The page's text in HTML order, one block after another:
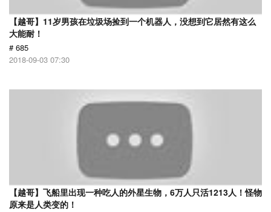
【越哥】11岁男孩在垃圾场捡到一个机器人，没想到它居然有这么
大能耐！
# 685
2018-09-03 07:30
【越哥】飞船里出现一种吃人的外星生物，6万人只活1213人！怪物
原来是人类变的！